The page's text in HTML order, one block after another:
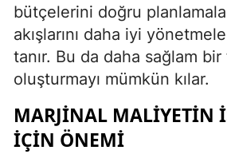
bütçelerini doğru
akışlarını daha iyi
tanır. Bu da daha sağlam bir
oluşturmayı mümkün kılar.
MARJINAL MALIYETIN
İÇIN ÖNEMI